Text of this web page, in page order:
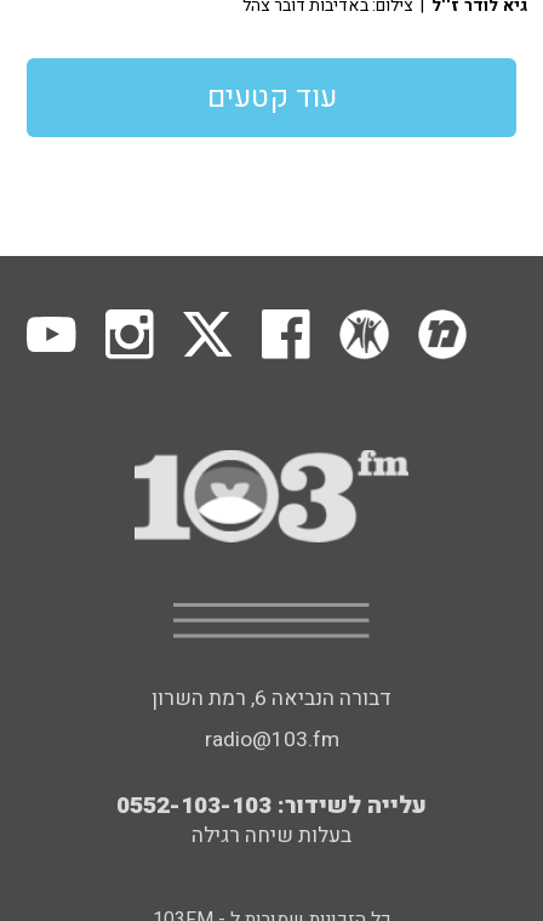
גיא לודר ז''ל | צילום: באדיבות דובר צהל
עוד קטעים
דבורה הנביאה 6, רמת השרון
radio@103.fm
עלייה לשידור: 0552-103-103
בעלות שיחה רגילה